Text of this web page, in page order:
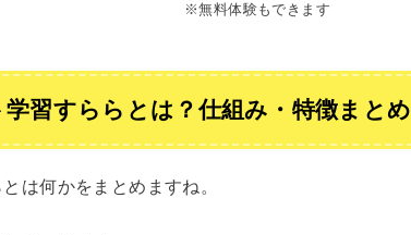
※無料体験もできます
習すららとは？仕組み・特徴まとめ
は何かをまとめますね。